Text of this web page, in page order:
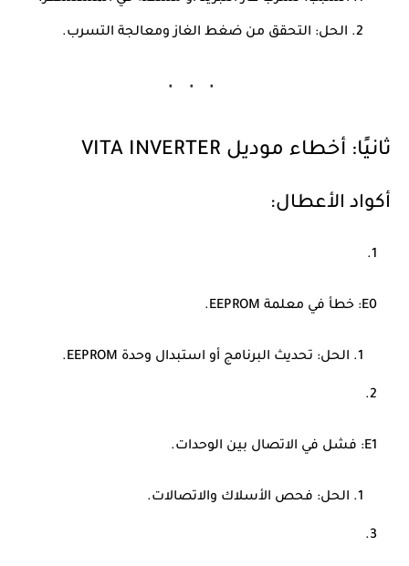
الحل: التحقق من ضغط الغاز ومعالجة التسرب.
ثانيًا: أخطاء موديل VITA INVERTER
أكواد الأعطال:
E0: خطأ في معلمة EEPROM.
الحل: تحديث البرنامج أو استبدال وحدة EEPROM.
E1: فشل في الاتصال بين الوحدات.
الحل: فحص الأسلاك والاتصالات.